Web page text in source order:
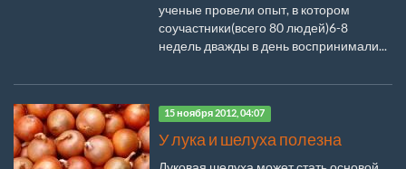
ученые провели опыт, в котором
соучастники(всего 80 людей)6-8
недель дважды в день воспринимали...
15 ноября 2012, 04:07
У лука и шелуха полезна